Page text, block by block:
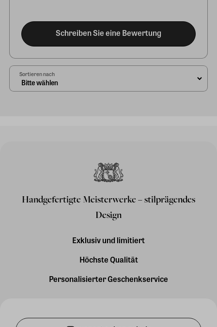
Schreiben Sie eine Bewertung
Sortieren nach
Handgefertigte Meisterwerke – stilprägendes
Design
Exklusiv und limitiert
Höchste Qualität
Personalisierter Geschenkservice